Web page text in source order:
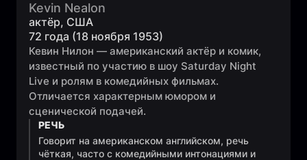
Kevin Nealon
актёр, США
72 года (18 ноября 1953)
Кевин Нилон — американский актёр и комик,
известный по участию в шоу Saturday Night
Live и ролям в комедийных фильмах.
Отличается характерным юмором и
сценической подачей.
РЕЧЬ
Говорит на американском английском, речь
чёткая, часто с комедийными интонациями и